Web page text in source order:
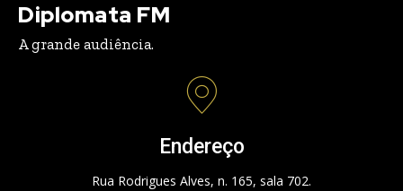
Diplomata FM
A grande audiência.
Endereço
Rua Rodrigues Alves, n. 165, sala 702.